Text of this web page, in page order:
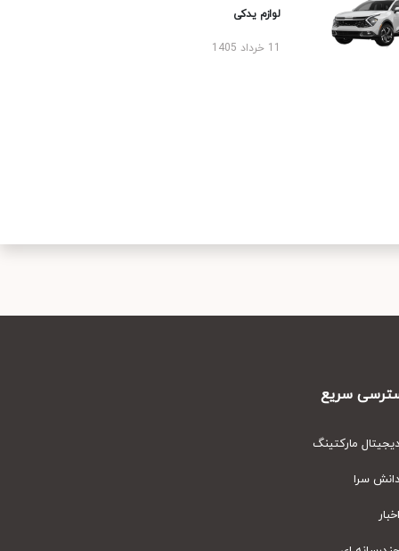
لوازم یدکی
سریع
مارکتینگ
سرا